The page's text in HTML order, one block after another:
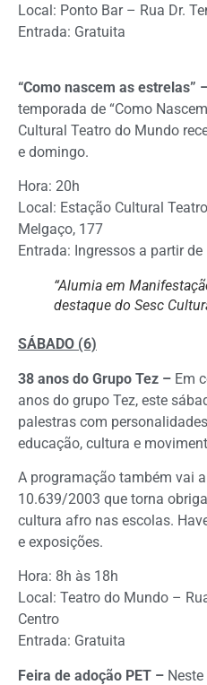
Local: Ponto Bar – Rua Dr.
Entrada: Gratuita
“Como nascem as estrelas”
temporada de “Como
Cultural Teatro do Mundo
e domingo.
Hora: 20h
Local: Estação Cultural
Melgaço, 177
Entrada: Ingressos a partir de
“Alumia em
destaque do Sesc
SÁBADO (6)
38 anos do Grupo Tez – Em
anos do grupo Tez, este
palestras com
educação, cultura e
A programação também vai
10.639/2003 que torna
cultura afro nas escolas.
e exposições.
Hora: 8h às 18h
Local: Teatro do Mundo –
Centro
Entrada: Gratuita
Feira de adoção PET –